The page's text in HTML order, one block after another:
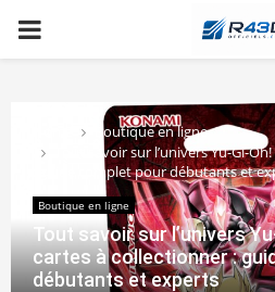
PRIMARY
Boutique en ligne
Tout savoir sur l’univers Yu-Gi-
: guide complet pour débutants et
Boutique en ligne
Tout savoir sur l’univers
cartes à collectionner :
débutants et experts